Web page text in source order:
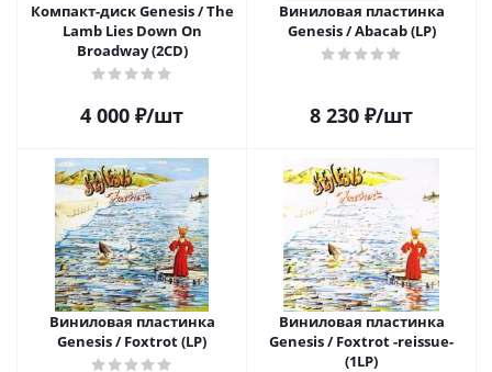
Компакт-диск Genesis / The
Lamb Lies Down On
Broadway (2CD)
4 000 ₽/шт
Виниловая пластинка
Genesis / Abacab (LP)
8 230 ₽/шт
Виниловая пластинка
Genesis / Foxtrot (LP)
Виниловая пластинка
Genesis / Foxtrot -reissue-
(1LP)